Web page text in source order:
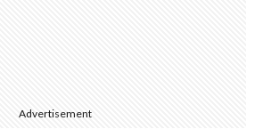
Advertisement